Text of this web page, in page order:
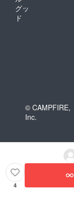
グッ
ド
© CAMPFIRE,
Inc.
4